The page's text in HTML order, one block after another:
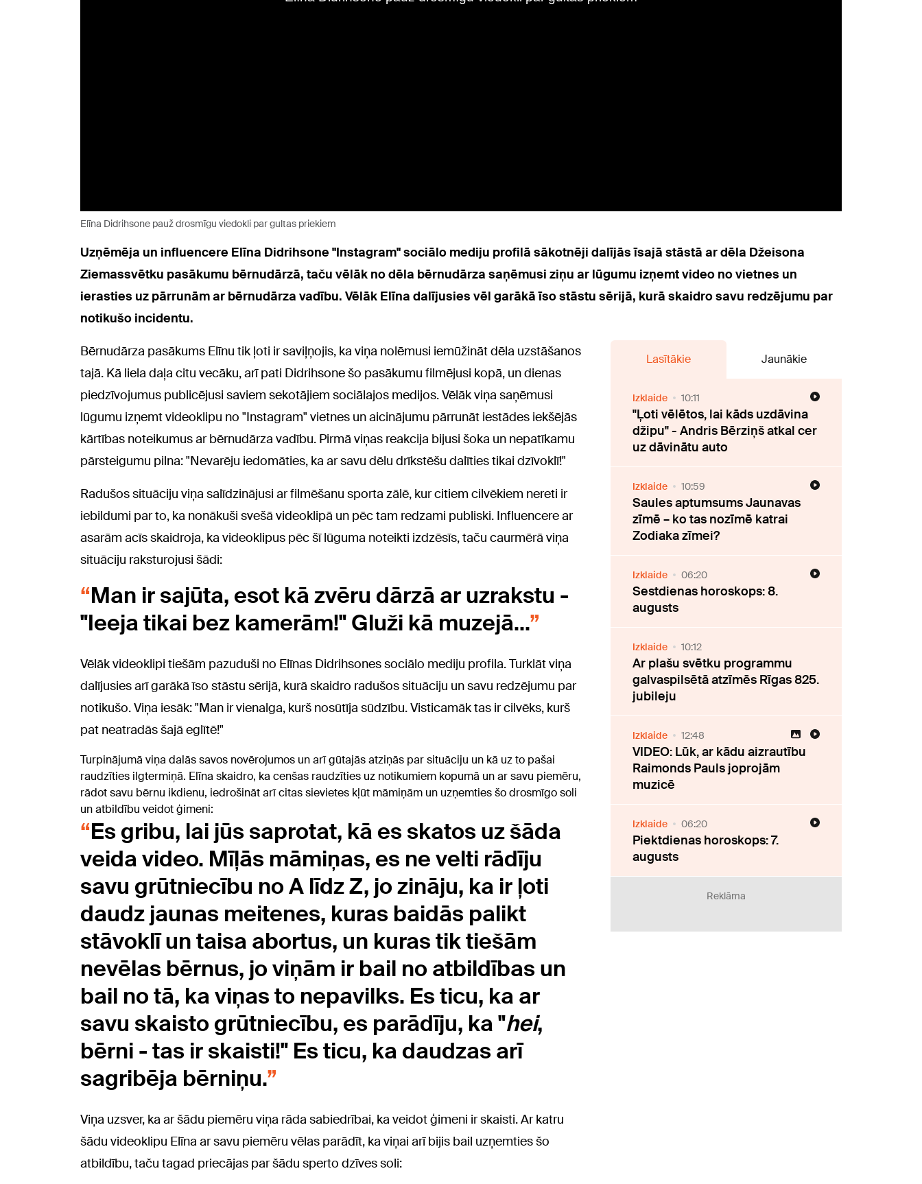
Elīna Didrihsone pauž drosmīgu viedokli par gultas priekiem
Uzņēmēja un influencere Elīna Didrihsone "Instagram" sociālo mediju profilā sākotnēji dalījās īsajā stāstā ar dēla Džeisona
Ziemassvētku pasākumu bērnudārzā, taču vēlāk no dēla bērnudārza saņēmusi ziņu ar lūgumu izņemt video no vietnes un
ierasties uz pārrunām ar bērnudārza vadību. Vēlāk Elīna dalījusies vēl garākā īso stāstu sērijā, kurā skaidro savu redzējumu par
notikušo incidentu.
Bērnudārza pasākums Elīnu tik ļoti ir saviļņojis, ka viņa nolēmusi iemūžināt dēla uzstāšanos
tajā. Kā liela daļa citu vecāku, arī pati Didrihsone šo pasākumu filmējusi kopā, un dienas
piedzīvojumus publicējusi saviem sekotājiem sociālajos medijos. Vēlāk viņa saņēmusi
lūgumu izņemt videoklipu no "Instagram" vietnes un aicinājumu pārrunāt iestādes iekšējās
kārtības noteikumus ar bērnudārza vadību. Pirmā viņas reakcija bijusi šoka un nepatīkamu
pārsteigumu pilna: "Nevarēju iedomāties, ka ar savu dēlu drīkstēšu dalīties tikai dzīvoklī!"
Radušos situāciju viņa salīdzinājusi ar filmēšanu sporta zālē, kur citiem cilvēkiem nereti ir
iebildumi par to, ka nonākuši svešā videoklipā un pēc tam redzami publiski. Influencere ar
asarām acīs skaidroja, ka videoklipus pēc šī lūguma noteikti izdzēsīs, taču caurmērā viņa
situāciju raksturojusi šādi:
Man ir sajūta, esot kā zvēru dārzā ar uzrakstu -
"Ieeja tikai bez kamerām!" Gluži kā muzejā...
Vēlāk videoklipi tiešām pazuduši no Elīnas Didrihsones sociālo mediju profila. Turklāt viņa
dalījusies arī garākā īso stāstu sērijā, kurā skaidro radušos situāciju un savu redzējumu par
notikušo. Viņa iesāk: "Man ir vienalga, kurš nosūtīja sūdzību. Visticamāk tas ir cilvēks, kurš
pat neatradās šajā eglītē!"
Turpinājumā viņa dalās savos novērojumos un arī gūtajās atziņās par situāciju un kā uz to pašai
raudzīties ilgtermiņā. Elīna skaidro, ka cenšas raudzīties uz notikumiem kopumā un ar savu piemēru,
rādot savu bērnu ikdienu, iedrošināt arī citas sievietes kļūt māmiņām un uzņemties šo drosmīgo soli
un atbildību veidot ģimeni:
Es gribu, lai jūs saprotat, kā es skatos uz šāda
veida video. Mīļās māmiņas, es ne velti rādīju
savu grūtniecību no A līdz Z, jo zināju, ka ir ļoti
daudz jaunas meitenes, kuras baidās palikt
stāvoklī un taisa abortus, un kuras tik tiešām
nevēlas bērnus, jo viņām ir bail no atbildības un
bail no tā, ka viņas to nepavilks. Es ticu, ka ar
savu skaisto grūtniecību, es parādīju, ka "hei,
bērni - tas ir skaisti!" Es ticu, ka daudzas arī
sagribēja bērniņu.
Viņa uzsver, ka ar šādu piemēru viņa rāda sabiedrībai, ka veidot ģimeni ir skaisti. Ar katru
šādu videoklipu Elīna ar savu piemēru vēlas parādīt, ka viņai arī bijis bail uzņemties šo
atbildību, taču tagad priecājas par šādu sperto dzīves soli:
Lasītākie Jaunākie
Izklaide 10:11
"Ļoti vēlētos, lai kāds uzdāvina
džipu" - Andris Bērziņš atkal cer
uz dāvinātu auto
Izklaide 10:59
Saules aptumsums Jaunavas
zīmē – ko tas nozīmē katrai
Zodiaka zīmei?
Izklaide 06:20
Sestdienas horoskops: 8.
augusts
Izklaide 10:12
Ar plašu svētku programmu
galvaspilsētā atzīmēs Rīgas 825.
jubileju
Izklaide 12:48
VIDEO: Lūk, ar kādu aizrautību
Raimonds Pauls joprojām
muzicē
Izklaide 06:20
Piektdienas horoskops: 7.
augusts
Reklāma